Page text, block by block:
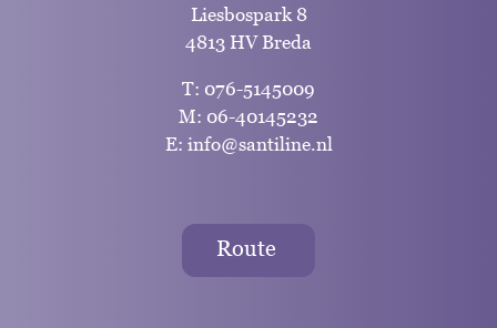
Liesbospark 8
4813 HV Breda
T: 076-5145009
M: 06-40145232
E: info@santiline.nl
Route